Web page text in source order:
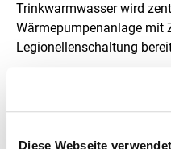
Diese Webseite
s
c
Trinkwarmwasser wird
Wärmepumpenanlage mit
Legionellenschaltung
Die kontrollierte
Lüftungseinheiten in